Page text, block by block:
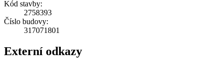
Kód stavby:
2758393
Číslo budovy:
317071801
Externí odkazy